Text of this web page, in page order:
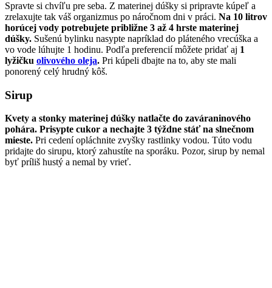
Spravte si chvíľu pre seba. Z materinej dúšky si pripravte kúpeľ a
zrelaxujte tak váš organizmus po náročnom dni v práci. Na 10 litrov
horúcej vody potrebujete približne 3 až 4 hrste materinej
dúšky. Sušenú bylinku nasypte napríklad do pláteného vrecúška a
vo vode lúhujte 1 hodinu. Podľa preferencií môžete pridať aj 1
lyžičku olivového oleja. Pri kúpeli dbajte na to, aby ste mali
ponorený celý hrudný kôš.
Sirup
Kvety a stonky materinej dúšky natlačte do zaváraninového
pohára. Prisypte cukor a nechajte 3 týždne stáť na slnečnom
mieste. Pri cedení opláchnite zvyšky rastlinky vodou. Túto vodu
pridajte do sirupu, ktorý zahustíte na sporáku. Pozor, sirup by nemal
byť príliš hustý a nemal by vrieť.